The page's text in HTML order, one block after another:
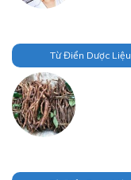
Từ Điển Dược Liệu